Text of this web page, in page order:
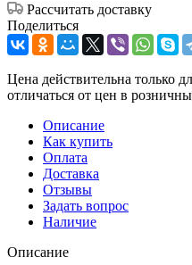
Рассчитать доставку
Поделиться
Цена действительна только
отличаться от цен в
Описание
Как купить
Оплата
Доставка
Отзывы
Задать вопрос
Наличие
Описание